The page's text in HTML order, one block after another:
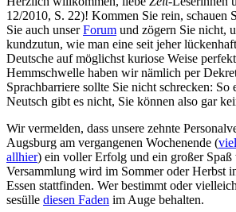
12/2010, S. 22)! Kommen Sie rein, schauen
Sie auch unserForum und zögern Sie nicht,
kundzutun, wie man eine seit jeher
Deutsche auf möglichst kuriose Weise
Hemmschwelle haben wir nämlich per
Sprachbarriere sollte Sie nicht schrecken: So
Neutsch gibt es nicht, Sie können also gar
Wir vermelden, dass unsere zehnte
Augsburg am vergangenen Wochenende (
allhier) ein voller Erfolg und ein großer Spaß
Versammlung wird im Sommer oder Herbst
Essen stattfinden. Wer bestimmt oder
sesülle diesen Faden im Auge behalten.